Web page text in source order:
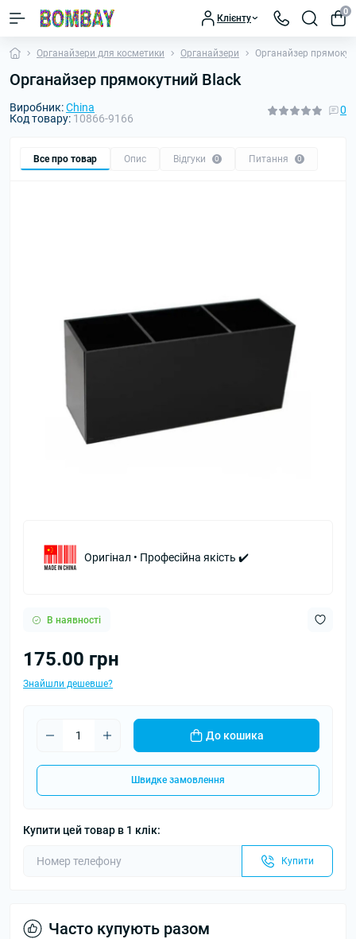
Клієнту
0
Органайзери для косметики Органайзери Органайзер
Органайзер прямокутний Black
Виробник:China
Код товару: 10866-9166
0
Все про товар Опис Відгуки 0 Питання 0
Оригінал • Професійна якість ✔️
В наявності
175.00 грн
Знайшли дешевше?
До кошика
Швидке замовлення
Купити цей товар в 1 клік:
Купити
Часто купують разом